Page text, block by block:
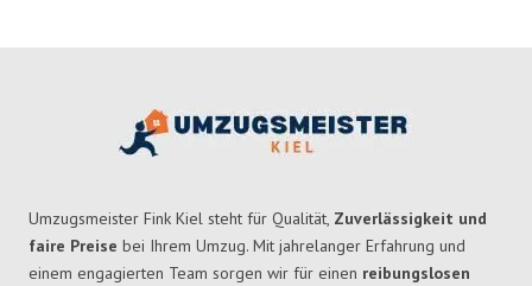
Umzugsmeister Fink Kiel steht für Qualität, Zuverlässigkeit und
faire Preise bei Ihrem Umzug. Mit jahrelanger Erfahrung und
einem engagierten Team sorgen wir für einen reibungslosen